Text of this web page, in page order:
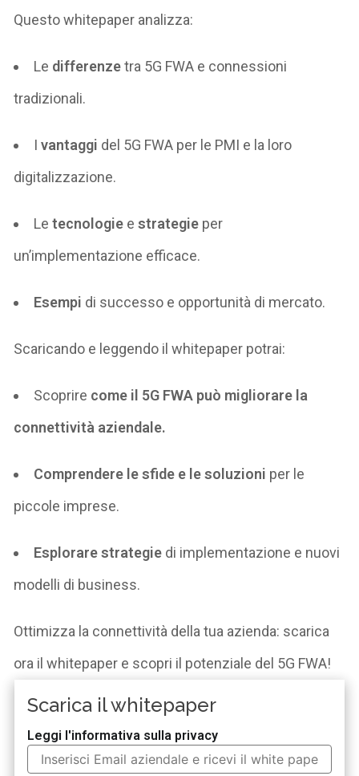
Questowhitepaper analizza:
Le differenzetra 5G FWA e connessioni
tradizionali.
Ivantaggi del 5G FWA per le PMI e la loro
digitalizzazione.
Letecnologie estrategie per
un’implementazione efficace.
Esempi di successo e opportunità di mercato.
Scaricando e leggendo ilwhitepaper potrai:
Scoprire come il 5G FWA può migliorare la
connettività aziendale.
Comprendere le sfide e le soluzioni per le
piccole imprese.
Esplorarestrategie di implementazione e nuovi
modelli di business.
Ottimizza la connettività della tua azienda: scarica
ora ilwhitepaper e scopri il potenziale del 5G FWA!
Scarica il whitepaper
Leggi l'informativa sulla privacy